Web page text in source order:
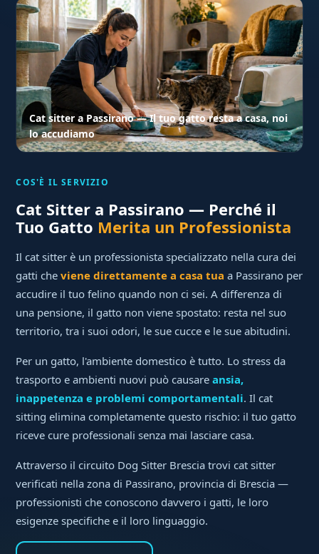
Cat sitter a Passirano — Il tuo gatto resta a casa, noi
lo accudiamo
COS'È IL SERVIZIO
Cat Sitter a Passirano — Perché il
Tuo Gatto Merita un Professionista
Il cat sitter è un professionista specializzato nella cura dei
gatti cheviene direttamente a casa tua a Passirano per
accudire il tuo felino quando non ci sei. A differenza di
una pensione, il gatto non viene spostato: resta nel suo
territorio, tra i suoi odori, le sue cucce e le sue abitudini.
Per un gatto, l'ambiente domestico è tutto. Lo stress da
trasporto e ambienti nuovi può causareansia,
inappetenza e problemi comportamentali. Il cat
sitting elimina completamente questo rischio: il tuo gatto
riceve cure professionali senza mai lasciare casa.
Attraverso il circuito Dog Sitter Brescia trovi cat sitter
verificati nella zona di Passirano, provincia di Brescia —
professionisti che conoscono davvero i gatti, le loro
esigenze specifiche e il loro linguaggio.